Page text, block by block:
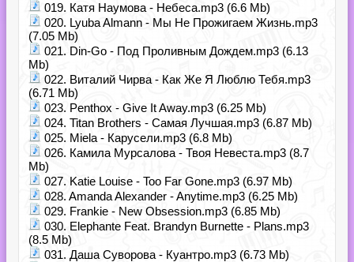
019. Катя Наумова - Небеса.mp3 (6.6 Mb)
020. Lyuba Almann - Мы Не Прожигаем Жизнь.mp3
(7.05 Mb)
021. Din-Gо - Под Проливным Дождем.mp3 (6.13
Mb)
022. Виталий Чирва - Как Же Я Люблю Тебя.mp3
(6.71 Mb)
023. Penthox - Give It Away.mp3 (6.25 Mb)
024. Titan Brothers - Самая Лучшая.mp3 (6.87 Mb)
025. Miela - Карусели.mp3 (6.8 Mb)
026. Камила Мурсалова - Твоя Невеста.mp3 (8.7
Mb)
027. Katie Louise - Too Far Gone.mp3 (6.97 Mb)
028. Amanda Alexander - Anytime.mp3 (6.25 Mb)
029. Frankie - New Obsession.mp3 (6.85 Mb)
030. Elephante Feat. Brandyn Burnette - Plans.mp3
(8.5 Mb)
031. Даша Суворова - Куантро.mp3 (6.73 Mb)